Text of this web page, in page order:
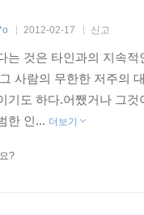
2012-02-17 신고
는 것은 타인과의 지속
사람의 무한한 저주의
기도 하다.어쨌거나 그
한 인... 더보기
?